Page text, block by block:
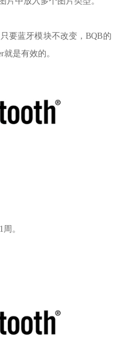
要蓝牙模块不改变，BQB的
是有效的。
。